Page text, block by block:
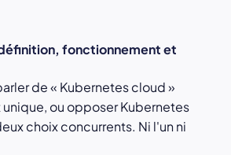
fonctionnement et
de « Kubernetes cloud »
ou opposer Kubernetes
choix concurrents. Ni l'un ni